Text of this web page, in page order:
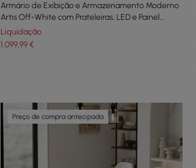
Armário de Exibição e Armazenamento Moderno
Artis Off-White com Prateleiras, LED e Painel
Traseiro
Liquidação
1.099,99€
Preço de compra antecipada